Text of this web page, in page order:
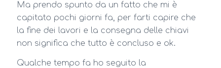
Ma prendo spunto da un fatto che mi è
capitato pochi giorni fa, per farti capire che
la fine dei lavori e la consegna delle chiavi
non significa che tutto è concluso e ok.
Qualche tempo fa ho seguito la